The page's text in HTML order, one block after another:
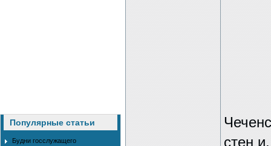
Популярные статьи
Будни госслужащего
стен